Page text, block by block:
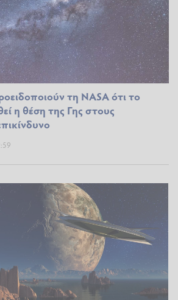
τη NASA ότι το
η θέση της Γης στους